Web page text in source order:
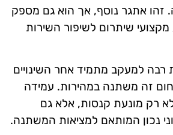
זהו אתגר נוסף, אך הוא גם מספק
שיתרום לשיפור השירות
רבה למעקב מתמיד אחר השינויים
זה משתנה במהירות. עמידה
רק מונעת קנסות, אלא גם
נכון המותאם למציאות המשתנה.